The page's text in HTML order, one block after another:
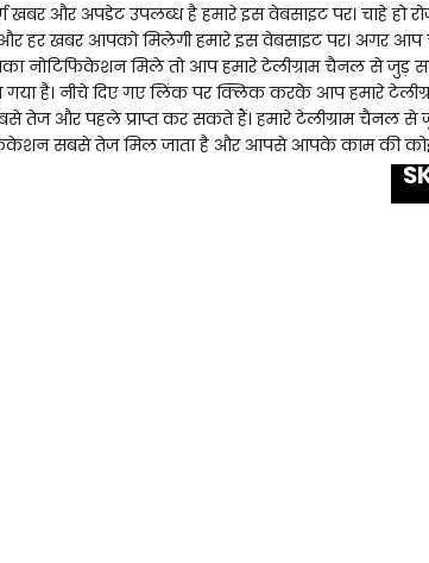
और अपडेट उपलब्ध है हमारे इस वेबसाइट पर। चाहे हो
हर खबर आपको मिलेगी हमारे इस वेबसाइट पर। अगर
नोटिफिकेशन मिले तो आप हमारे टेलीग्राम चैनल से
गया है। नीचे दिए गए लिंक पर क्लिक करके आप हमारे
तेज और पहले प्राप्त कर सकते हैं। हमारे टेलीग्राम चैनल
सबसे तेज मिल जाता है और आपसे आपके काम की कोई